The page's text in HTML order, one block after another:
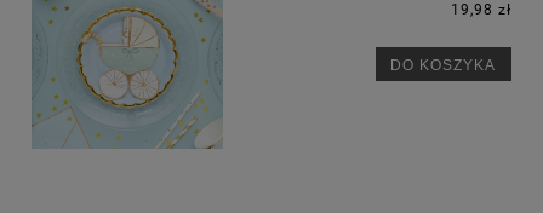
19,98 zł
DO KOSZYKA